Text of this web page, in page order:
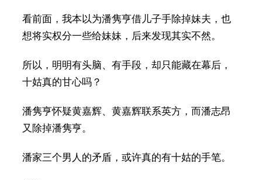
看前面，我本以为潘隽亨借儿子手除掉妹夫，也
想将实权分一些给妹妹，后来发现其实不然。
所以，明明有头脑、有手段，却只能藏在幕后，
十姑真的甘心吗？
潘隽亨怀疑黄嘉辉、黄嘉辉联系英方，而潘志昂
又除掉潘隽亨。
潘家三个男人的矛盾，或许真的有十姑的手笔。